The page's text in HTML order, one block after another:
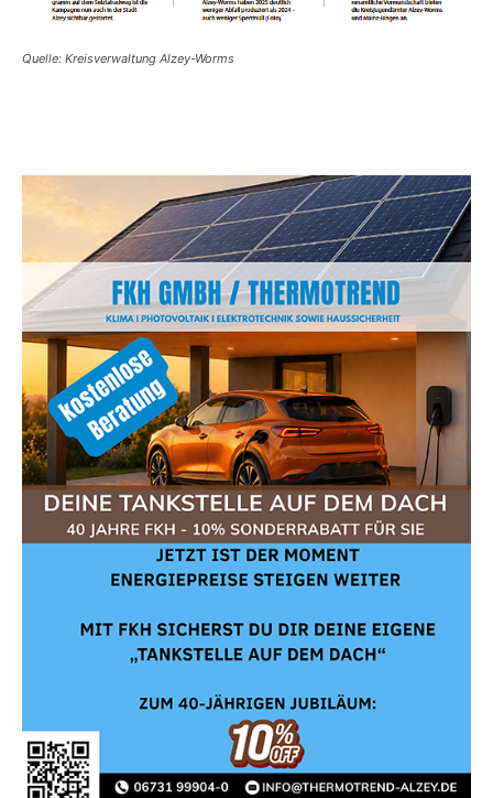
Quelle: Kreisverwaltung Alzey-Worms